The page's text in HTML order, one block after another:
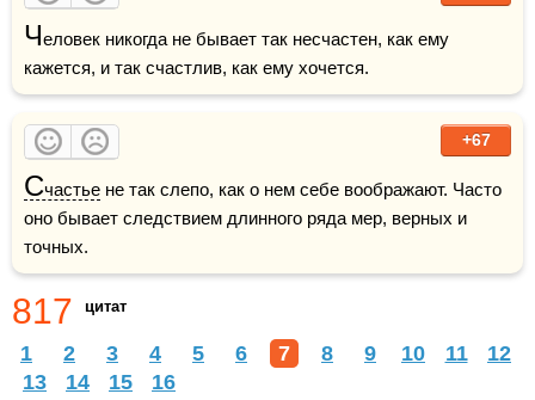
Человек никогда не бывает так несчастен, как ему
кажется, и так счастлив, как ему хочется.
+67
Счастье не так слепо, как о нем себе воображают. Часто
оно бывает следствием длинного ряда мер, верных и
точных.
817 цитат
1 2 3 4 5 6 7 8 9 10 11
12
13
14 15 16